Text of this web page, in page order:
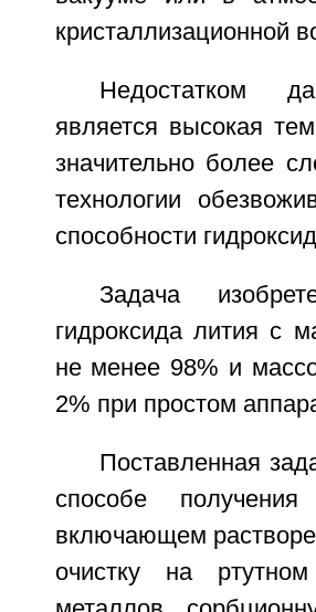
кристаллизационной
Недостатком
является высокая
значительно более
технологии
способности
Задача
гидроксида лития с
не менее 98% и
2% при простом
Поставленная
способе
включающем
очистку на